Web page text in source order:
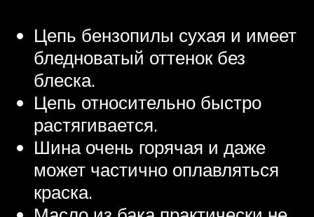
Цепь бензопилы сухая и имеет
бледноватый оттенок без
блеска.
Цепь относительно быстро
растягивается.
Шина очень горячая и даже
может частично оплавляться
краска.